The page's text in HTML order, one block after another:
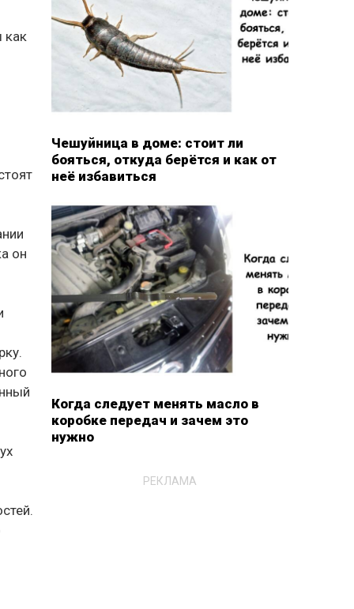
как
он
Чешуйница в доме: стоит ли
бояться, откуда берётся и как от
неё избавиться
Когда следует менять масло в
коробке передач и зачем это
нужно
РЕКЛАМА